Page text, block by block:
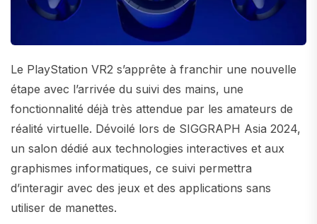
Le PlayStation VR2 s’apprête à franchir une nouvelle
étape avec l’arrivée du suivi des mains, une
fonctionnalité déjà très attendue par les amateurs de
réalité virtuelle. Dévoilé lors de SIGGRAPH Asia 2024,
un salon dédié aux technologies interactives et aux
graphismes informatiques, ce suivi permettra
d’interagir avec des jeux et des applications sans
utiliser de manettes.